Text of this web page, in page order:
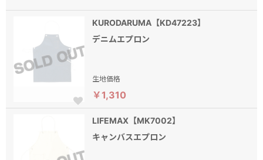
KURODARUMA【KD47223】
デニムエプロン
生地価格
￥1,310
LIFEMAX【MK7002】
キャンバスエプロン